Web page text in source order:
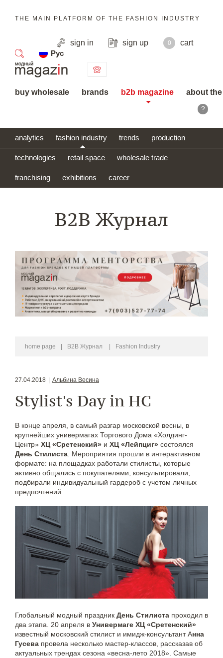
THE MAIN PLATFORM OF THE FASHION INDUSTRY
sign in sign up 0
cart
Рус
search
buy wholesale brands b2b magazine about
?
analytics fashion industry trends production
technologies retail space wholesale trade
franchising exhibitions career
B2B Журнал
home page B2B Журнал Fashion Industry
27.04.2018 Альбина Весина
Stylist's Day in HC
В конце апреля, в самый разгар московской весны, в
крупнейших универмагах Торгового Дома «Холдинг-
Центр» ХЦ «Сретенский» и ХЦ «Лейпциг» состоялся
День Стилиста . Мероприятия прошли в интерактивном
формате: на площадках работали стилисты, которые
активно общались с покупателями, консультировали,
подбирали индивидуальный гардероб с учетом личных
предпочтений.
Глобальный модный праздник День Стилиста проходил в
два этапа. 20 апреля в Универмаге ХЦ «Сретенский»
известный московский стилист и имидж-консультант Анна
Гусева провела несколько мастер-классов, рассказав об
актуальных трендах сезона «весна-лето 2018». Самые